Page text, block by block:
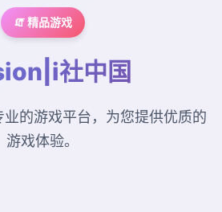
🧯 精品游戏
社中国
的游戏平台，为您提供优质的
游戏体验。